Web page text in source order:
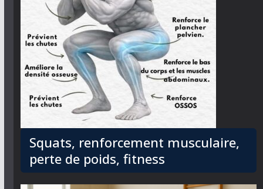
Squats, renforcement musculaire,
perte de poids, fitness